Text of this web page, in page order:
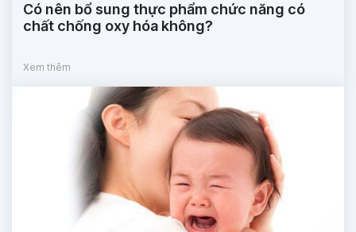
Có nên bổ sung thực phẩm chức năng có
chất chống oxy hóa không?
Xem thêm